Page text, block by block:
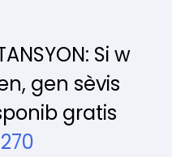
Si w
gen sèvis
gratis